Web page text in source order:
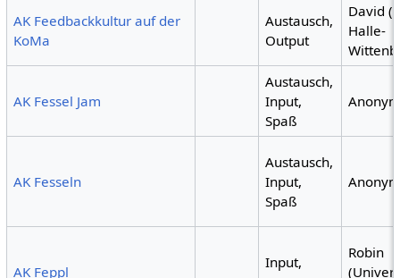
AK Feedbackkultur auf der
KoMa
Austausch,
Output
David
Halle-
AK Fessel Jam
Austausch,
Input,
Spaß
AK Fesseln
Austausch,
Input,
Spaß
AK Feppl
Input,
Robin